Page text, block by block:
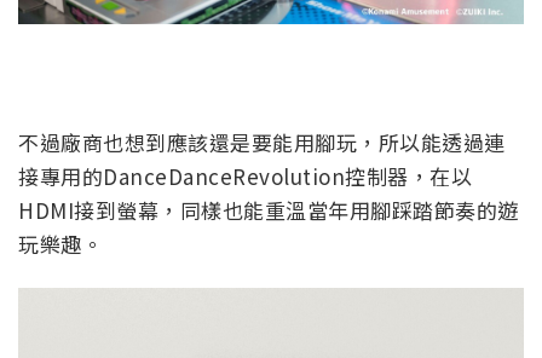
不過廠商也想到應該還是要能用腳玩，所以能透過連
接專用的DanceDanceRevolution控制器，在以
HDMI接到螢幕，同樣也能重溫當年用腳踩踏節奏的遊
玩樂趣。